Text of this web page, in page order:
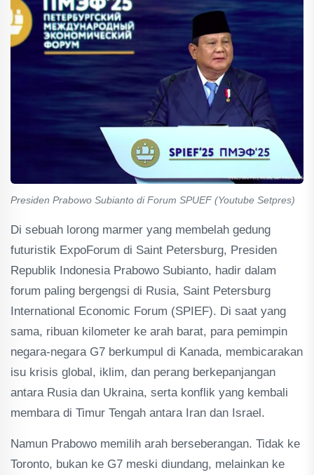
Presiden Prabowo Subianto di Forum SPUEF (Youtube Setpres)
Di sebuah lorong marmer yang membelah gedung
futuristik ExpoForum di Saint Petersburg, Presiden
Republik Indonesia Prabowo Subianto, hadir dalam
forum paling bergengsi di Rusia, Saint Petersburg
International Economic Forum (SPIEF). Di saat yang
sama, ribuan kilometer ke arah barat, para pemimpin
negara-negara G7 berkumpul di Kanada, membicarakan
isu krisis global, iklim, dan perang berkepanjangan
antara Rusia dan Ukraina, serta konflik yang kembali
membara di Timur Tengah antara Iran dan Israel.
Namun Prabowo memilih arah berseberangan. Tidak ke
Toronto, bukan ke G7 meski diundang, melainkan ke